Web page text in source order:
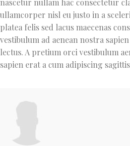
nascetur nullam hac consectetur
ullamcorper nisl eu justo in a
platea felis sed lacus maecenas
vestibulum ad aenean nostra
lectus. A pretium orci vestibulum
sapien erat a cum adipiscing